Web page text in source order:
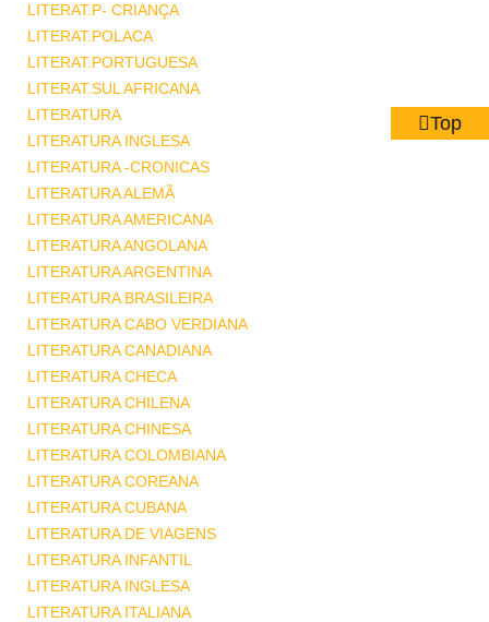
LITERAT.P- CRIANÇA
LITERAT.POLACA
LITERAT.PORTUGUESA
LITERAT.SUL AFRICANA
LITERATURA
LITERATURA INGLESA
LITERATURA -CRONICAS
LITERATURA ALEMÃ
LITERATURA AMERICANA
LITERATURA ANGOLANA
LITERATURA ARGENTINA
LITERATURA BRASILEIRA
LITERATURA CABO VERDIANA
LITERATURA CANADIANA
LITERATURA CHECA
LITERATURA CHILENA
LITERATURA CHINESA
LITERATURA COLOMBIANA
LITERATURA COREANA
LITERATURA CUBANA
LITERATURA DE VIAGENS
LITERATURA INFANTIL
LITERATURA INGLESA
LITERATURA ITALIANA
Top